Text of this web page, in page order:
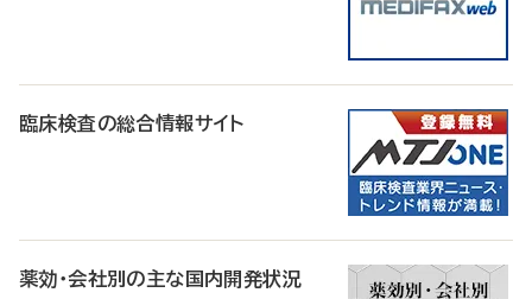
臨床検査の総合情報サイト
薬効・会社別の主な国内開発状況